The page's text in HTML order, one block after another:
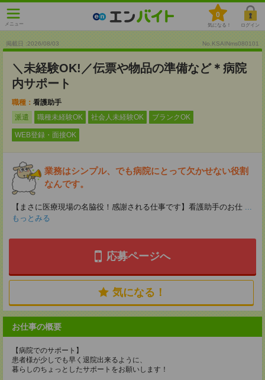
メニュー
0
気になる！ ログイン
掲載日 :2026/08/03 No.KSAINms080101
＼未経験OK!／伝票や物品の準備など＊病院
内サポート
職種： 看護助手
派遣
職種未経験OK 社会人未経験OK ブランクOK
WEB登録・面接OK
業務はシンプル、でも病院にとって欠かせない役割
なんです。
【まさに医療現場の名脇役！感謝される仕事です】看護助手のお仕 ...
もっとみる
応募ページへ
気になる！
お仕事の概要
【病院でのサポート】
患者様が少しでも早く退院出来るように、
暮らしのちょっとしたサポートをお願いします！